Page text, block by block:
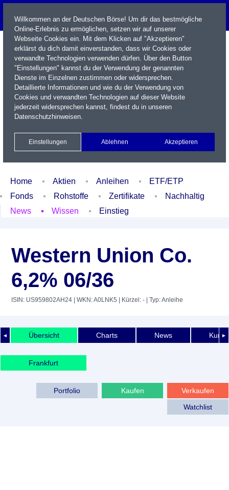
Name / WKN / ISIN / Kürzel
Xetra Realtime
Watchlist Portfolio Login
Home Aktien Anleihen
ETF/ETP
Fonds
Rohstoffe Zertifikate
Nachhaltig
News
Wissen Einstieg
Western Union Co.
6,2% 06/36
ISIN: US959802AH24 | WKN: A0LNK5 | Kürzel: - | Typ: Anleihe
◄ ►
Übersicht Charts News
Frankfurt
Verkaufen
Kaufen
Portfolio
Watchlist
Willkommen an der Deutschen Börse! Um dir das bestmögliche
Online-Erlebnis zu ermöglichen, setzen wir auf unserer
Webseite Cookies ein. Mit dem Klicken auf "Akzeptieren"
erklärst du dich damit einverstanden, dass wir Cookies oder
verwandte Technologien verwenden dürfen. Über den Button
"Einstellungen" kannst du der Verwendung der genannten
Dienste im Einzelnen zustimmen oder widersprechen.
Detaillierte Informationen und wie du der Verwendung von
Cookies und verwandten Technologien auf dieser Website
jederzeit widersprechen kannst, findest du in unseren
Datenschutzhinweisen.
Einstellungen Ablehnen Akzeptieren